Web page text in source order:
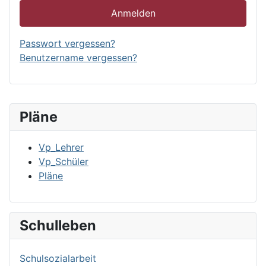
Pläne
Vp_Lehrer
Vp_Schüler
Pläne
Schulleben
Schulsozialarbeit
Anmelden
Passwort vergessen?
Benutzername vergessen?